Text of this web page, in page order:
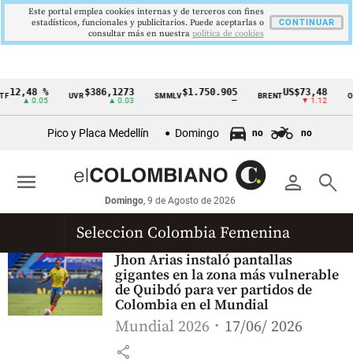
Cintillo
económicos
Colombia
12,48 %
▲ 0.05
UVR$386,1273
▲ 0.03
SMMLV $1.750.905 BRENTUS$73,48
▼ 1.12
Pico y Placa Medellín Domingo no no
person search
Domingo, 9 de Agosto de 2026
menu
Seleccion Colombia Femenina
Jhon Arias instaló pantallas
gigantes en la zona más vulnerable
de Quibdó para ver partidos de
Colombia en el Mundial
Mundial 2026 17/06/ 2026
share
Este portal emplea cookies internas y de terceros con fines
estadísticos, funcionales y publicitarios. Puede aceptarlas o
consultar más en nuestra politica de cookies
CONTINUAR